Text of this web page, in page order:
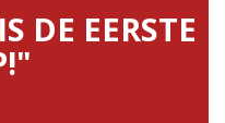
DE EERSTE